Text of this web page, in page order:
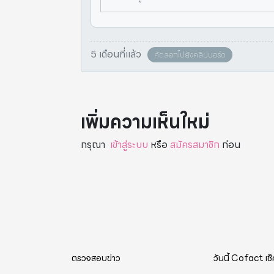
5 เดือนที่แล้ว คัดลอกไปยังคลิปบอร์ด
เพิ่มความเห็นใหม่
กรุณา เข้าสู่ระบบ หรือ สมัครสมาชิก ก่อน
ตรวจสอบข่าว
วันนี้ Cofact เช็